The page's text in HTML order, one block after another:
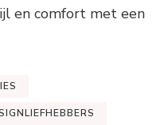
en comfort met een